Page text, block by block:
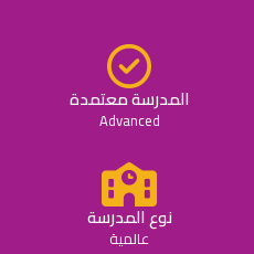
المدرسة معتمدة
Advanced
نوع المدرسة
عالمية